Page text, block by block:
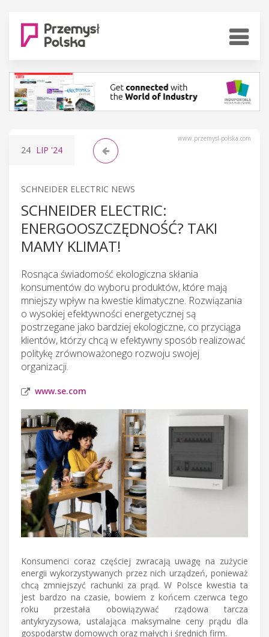
www.przemysl-polska.com
24 LIP '24
SCHNEIDER ELECTRIC NEWS
SCHNEIDER ELECTRIC:
ENERGOOSZCZĘDNOŚĆ? TAKI
MAMY KLIMAT!
Rosnąca świadomość ekologiczna skłania
konsumentów do wyboru produktów, które mają
mniejszy wpływ na kwestie klimatyczne. Rozwiązania
o wysokiej efektywności energetycznej są
postrzegane jako bardziej ekologiczne, co przyciąga
klientów, którzy chcą w efektywny sposób realizować
politykę zrównoważonego rozwoju swojej
organizacji.
www.se.com
Konsumenci coraz częściej zwracają uwagę na zużycie
energii wykorzystywanych przez nich urządzeń, ponieważ
chcą zmniejszyć rachunki za prąd. W Polsce kwestia ta
jest bardzo na czasie, bowiem z końcem czerwca tego
roku przestała obowiązywać rządowa tarcza
antykryzysowa, ustalająca maksymalne ceny prądu dla
gospodarstw domowych oraz małych i średnich firm.